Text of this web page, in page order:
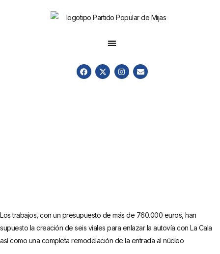
Los trabajos, con un presupuesto de más de 760.000 euros, han
supuesto la creación de seis viales para enlazar la autovía con La Cala
así como una completa remodelación de la entrada al núcleo